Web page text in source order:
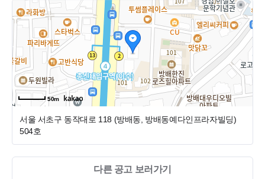
50m
서울 서초구 동작대로 118 (방배동, 방배동예다인프라자빌딩)
504호
다른 공고 보러가기